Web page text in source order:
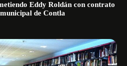
Eddy Roldán con contrato
de Contla